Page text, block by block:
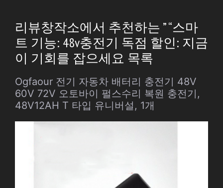
리뷰창작소에서 추천하는 ” “스마
트 기능: 48v충전기 독점 할인: 지금
이 기회를 잡으세요 목록
Ogfaour 전기 자동차 배터리 충전기 48V
60V 72V 오토바이 펄스수리 복원 충전기,
48V12AH T 타입 유니버설, 1개